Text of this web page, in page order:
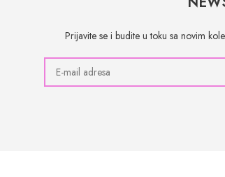
Prijavite se i budite u toku sa novim